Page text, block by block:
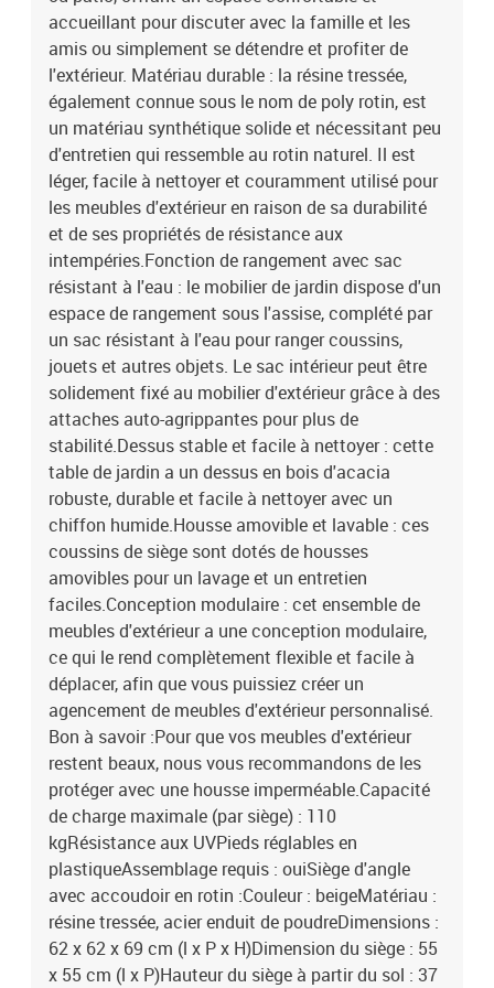
tressée, acier enduit de poudre, bois d'acacia massif avec finition à
l'huileDimensions : 62 x 62 x 69 cm (l x P x H)Dimension du siège :
55 x 55 cm (l x P)Hauteur du siège à partir du sol : 37 cmHauteur
des accoudoirs à partir du sol : 55 cmTable :Couleur :
beigeMatériau : résine tressée, acier enduit de poudre, bois
d'acacia massif avec finition à l'huileDimensions : 55 x 55 x 37 cm
(L x l x H)Coussin :Couleur : gris clairMatériau de la couverture :
tissu (100 % polyester)Matériau de remplissage du coussin de
siège : mousseMatériau de remplissage du coussin de dossier :
fibre de cotonDimensions du coussin de siège : 55 x 55 x 3 cm (l x
P x é)Dimensions du coussin de dossier : 55 x 45 x 13 cm (L x l x
é)La livraison contient :1 x table de jardin1 x siège d'angle avec
accoudoir en rotin comprenant une fonction de rangement avec un
sac résistant à l'eau4 x siège central incluant une fonction de
rangement avec un sac résistant à l'eau6 x siège d'angle avec
accoudoir en acacia comprenant une fonction de rangement avec
un sac résistant à l'eau12 x coussin de dossier11 x coussin de
siège avec housse amovible et lavable
accueillant pour discuter avec la famille et les
amis ou simplement se détendre et profiter de
l'extérieur. Matériau durable : la résine tressée,
également connue sous le nom de poly rotin, est
un matériau synthétique solide et nécessitant peu
d'entretien qui ressemble au rotin naturel. Il est
léger, facile à nettoyer et couramment utilisé pour
les meubles d'extérieur en raison de sa durabilité
et de ses propriétés de résistance aux
intempéries.Fonction de rangement avec sac
résistant à l'eau : le mobilier de jardin dispose d'un
espace de rangement sous l'assise, complété par
un sac résistant à l'eau pour ranger coussins,
jouets et autres objets. Le sac intérieur peut être
solidement fixé au mobilier d'extérieur grâce à des
attaches auto-agrippantes pour plus de
stabilité.Dessus stable et facile à nettoyer : cette
table de jardin a un dessus en bois d'acacia
robuste, durable et facile à nettoyer avec un
chiffon humide.Housse amovible et lavable : ces
coussins de siège sont dotés de housses
amovibles pour un lavage et un entretien
faciles.Conception modulaire : cet ensemble de
meubles d'extérieur a une conception modulaire,
ce qui le rend complètement flexible et facile à
déplacer, afin que vous puissiez créer un
agencement de meubles d'extérieur personnalisé.
Bon à savoir :Pour que vos meubles d'extérieur
restent beaux, nous vous recommandons de les
protéger avec une housse imperméable.Capacité
de charge maximale (par siège) : 110
kgRésistance aux UVPieds réglables en
plastiqueAssemblage requis : ouiSiège d'angle
avec accoudoir en rotin :Couleur : beigeMatériau :
résine tressée, acier enduit de poudreDimensions :
62 x 62 x 69 cm (l x P x H)Dimension du siège : 55
x 55 cm (l x P)Hauteur du siège à partir du sol : 37